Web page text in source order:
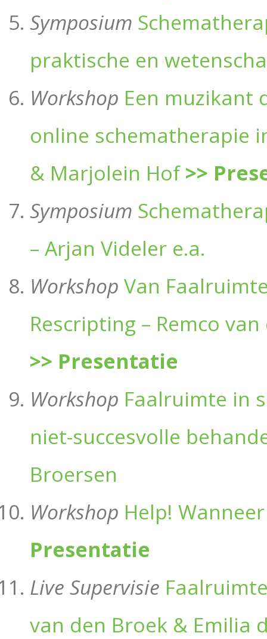
Symposium
praktische en
Workshop Een muzikant
online schematherapie
& Marjolein Hof >>
Symposium
– Arjan Videler e.a.
Workshop Van
Rescripting – Remco
>> Presentatie
Workshop Faalruimte in
niet-succesvolle
Broersen
Workshop Help!
Presentatie
Live Supervisie
van den Broek & Emilia